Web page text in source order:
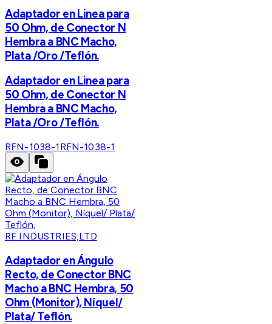
Adaptador en Linea para
50 Ohm, de Conector N
Hembra a BNC Macho,
Plata /Oro /Teflón.
Adaptador en Linea para
50 Ohm, de Conector N
Hembra a BNC Macho,
Plata /Oro /Teflón.
RFN-1038-1 RFN-1038-1
RF INDUSTRIES,LTD
Adaptador en Ángulo
Recto, de Conector BNC
Macho a BNC Hembra, 50
Ohm (Monitor), Níquel/
Plata/ Teflón.